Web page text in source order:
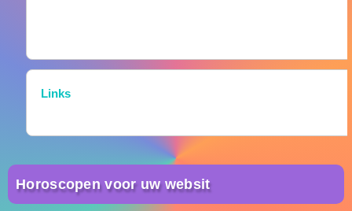
Links
Horoscopen voor uw websit